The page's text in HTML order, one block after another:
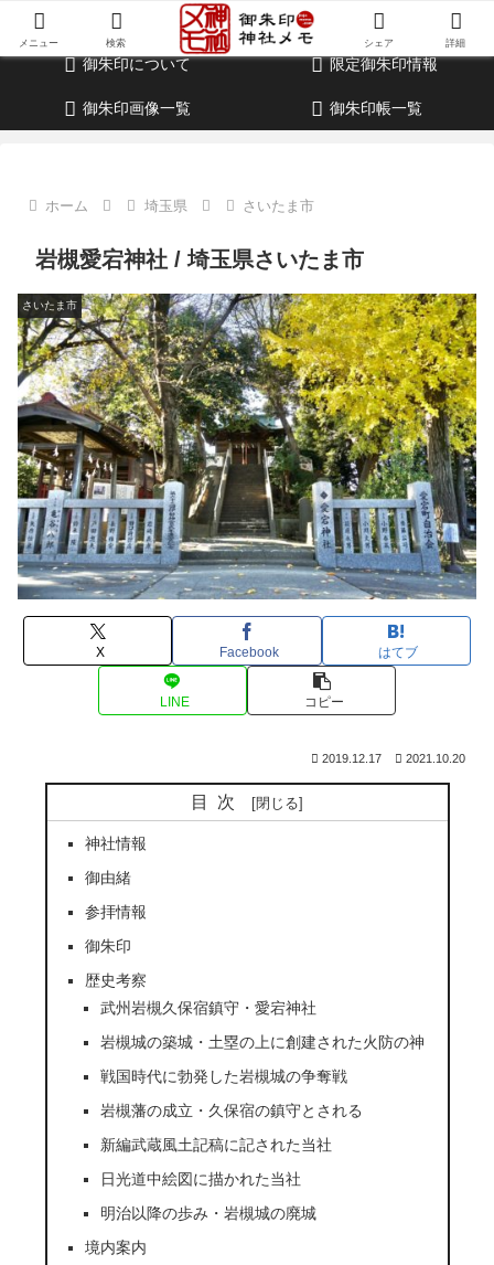
御朱印・参拝記録・神社情報・考察ブログ
御朱印について 限定御朱印情報
御朱印画像一覧 御朱印帳一覧
ホーム 埼玉県 さいたま市
岩槻愛宕神社 / 埼玉県さいたま市
さいたま市
X Facebook はてブ
LINE コピー
2019.12.17 2021.10.20
目次
神社情報
御由緒
参拝情報
御朱印
歴史考察
武州岩槻久保宿鎮守・愛宕神社
岩槻城の築城・土塁の上に創建された火防の神
戦国時代に勃発した岩槻城の争奪戦
岩槻藩の成立・久保宿の鎮守とされる
新編武蔵風土記稿に記された当社
日光道中絵図に描かれた当社
明治以降の歩み・岩槻城の廃城
境内案内
メニュー 検索 シェア 詳細